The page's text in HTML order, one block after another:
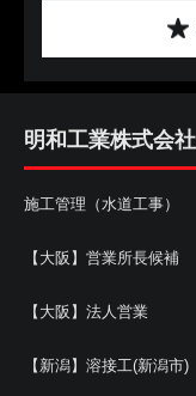
明和工業株式会
施工管理（水道工事）
【大阪】営業所長候補
【大阪】法人営業
【新潟】溶接工(新潟市)